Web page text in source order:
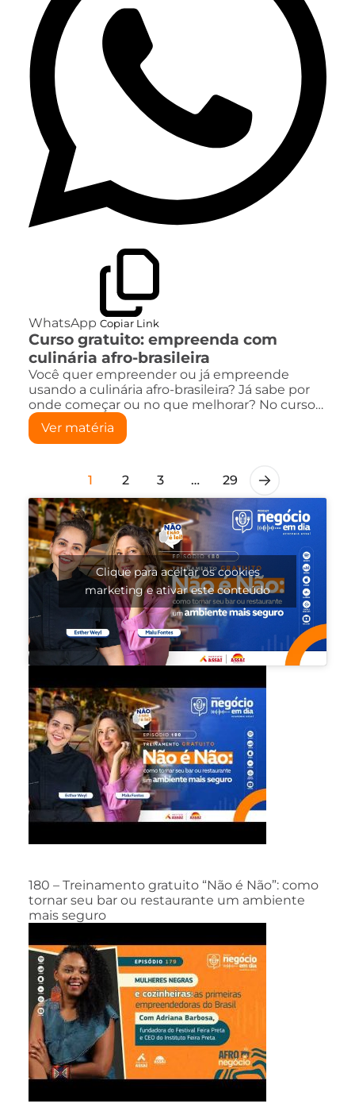
WhatsApp Copiar Link
Curso gratuito: empreenda com
culinária afro-brasileira
Você quer empreender ou já empreende
usando a culinária afro-brasileira? Já sabe por
onde começar ou no que melhorar? No curso…
Ver matéria
1 2 3 … 29
Clique para aceitar os cookies
marketing e ativar este conteúdo
180 – Treinamento gratuito “Não é Não”: como
tornar seu bar ou restaurante um ambiente
mais seguro